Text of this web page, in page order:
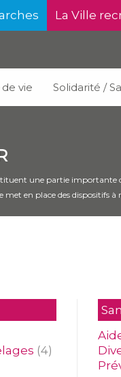
La Ville
vie Solidarité /
une partie
met en place des dispositifs
(4)